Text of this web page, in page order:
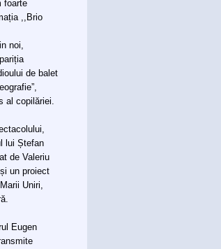
foarte
,,Brio
noi,
de balet
al copilăriei.
lui Ștefan
de Valeriu
un proiect
Uniri,
Eugen